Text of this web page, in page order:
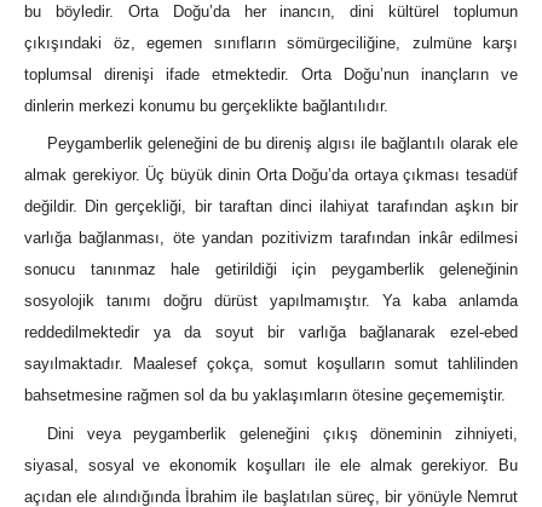
bu böyledir. Orta Doğu’da her inancın, dini kültürel toplumun
çıkışındaki öz, egemen sınıfların sömürgeciliğine, zulmüne karşı
toplumsal direnişi ifade etmektedir. Orta Doğu’nun inançların ve
dinlerin merkezi konumu bu gerçeklikte bağlantılıdır.
Peygamberlik geleneğini de bu direniş algısı ile bağlantılı olarak ele
almak gerekiyor. Üç büyük dinin Orta Doğu’da ortaya çıkması tesadüf
değildir. Din gerçekliği, bir taraftan dinci ilahiyat tarafından aşkın bir
varlığa bağlanması, öte yandan pozitivizm tarafından inkâr edilmesi
sonucu tanınmaz hale getirildiği için peygamberlik geleneğinin
sosyolojik tanımı doğru dürüst yapılmamıştır. Ya kaba anlamda
reddedilmektedir ya da soyut bir varlığa bağlanarak ezel-ebed
sayılmaktadır. Maalesef çokça, somut koşulların somut tahlilinden
bahsetmesine rağmen sol da bu yaklaşımların ötesine geçememiştir.
Dini veya peygamberlik geleneğini çıkış döneminin zihniyeti,
siyasal, sosyal ve ekonomik koşulları ile ele almak gerekiyor. Bu
açıdan ele alındığında İbrahim ile başlatılan süreç, bir yönüyle Nemrut